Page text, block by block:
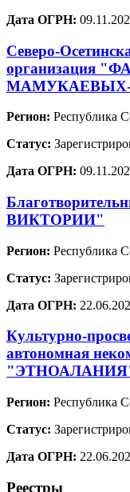
Дата ОГРН:
Северо-
организация
Регион: Республика
Статус:
Дата ОГРН:
ВИКТОРИИ"
Регион: Республика
Статус:
Дата ОГРН:
Культурно-
автономная
Регион: Республика
Статус:
Дата ОГРН:
Реестры